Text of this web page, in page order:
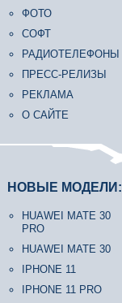
ФОТО
СОФТ
РАДИОТЕЛЕФОНЫ
ПРЕСС-РЕЛИЗЫ
РЕКЛАМА
О САЙТЕ
НОВЫЕ МОДЕЛИ:
HUAWEI MATE 30
PRO
HUAWEI MATE 30
IPHONE 11
IPHONE 11 PRO